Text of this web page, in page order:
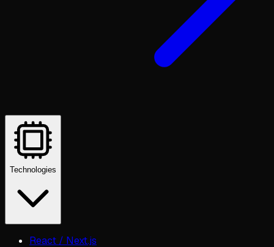
Technologies
React / Next.js